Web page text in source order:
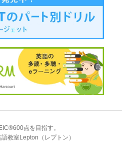
点を目指す。
教室Lepton（レプトン）